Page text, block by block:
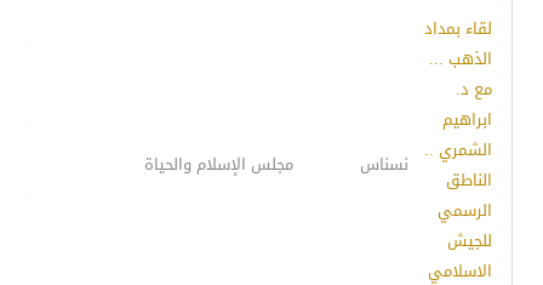
لقاء بمداد
الذهب ...
مع د.
ابراهيم
الشمري ..
الناطق
الرسمي
للجيش
الاسلامي
نسناس مجلس الإسلام والحياة